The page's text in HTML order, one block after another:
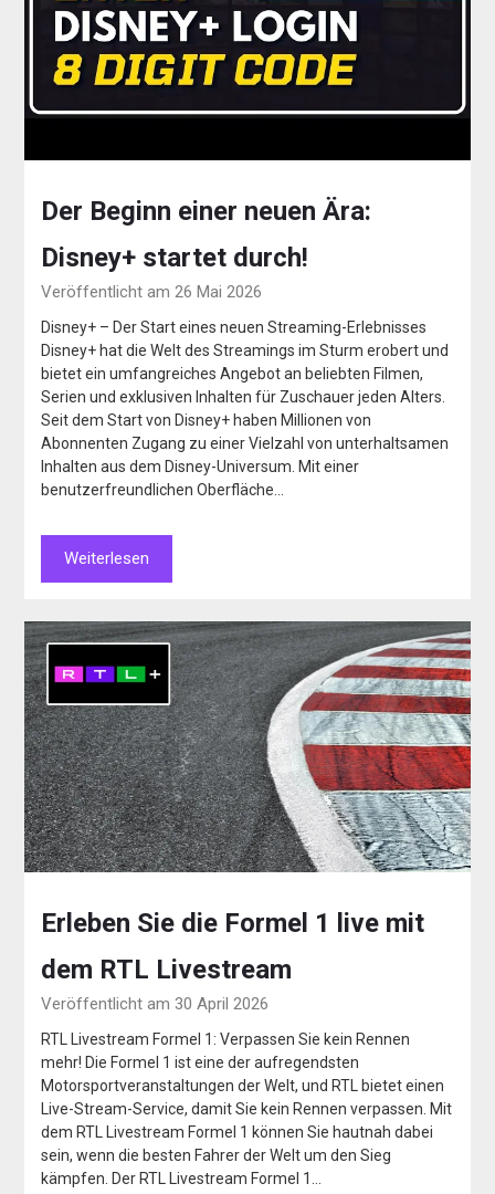
Der Beginn einer neuen Ära:
Disney+ startet durch!
Veröffentlicht am 26 Mai 2026
Disney+ – Der Start eines neuen Streaming-Erlebnisses
Disney+ hat die Welt des Streamings im Sturm erobert und
bietet ein umfangreiches Angebot an beliebten Filmen,
Serien und exklusiven Inhalten für Zuschauer jeden Alters.
Seit dem Start von Disney+ haben Millionen von
Abonnenten Zugang zu einer Vielzahl von unterhaltsamen
Inhalten aus dem Disney-Universum. Mit einer
benutzerfreundlichen Oberfläche…
Weiterlesen
Erleben Sie die Formel 1 live mit
dem RTL Livestream
Veröffentlicht am 30 April 2026
RTL Livestream Formel 1: Verpassen Sie kein Rennen
mehr! Die Formel 1 ist eine der aufregendsten
Motorsportveranstaltungen der Welt, und RTL bietet einen
Live-Stream-Service, damit Sie kein Rennen verpassen. Mit
dem RTL Livestream Formel 1 können Sie hautnah dabei
sein, wenn die besten Fahrer der Welt um den Sieg
kämpfen. Der RTL Livestream Formel 1…